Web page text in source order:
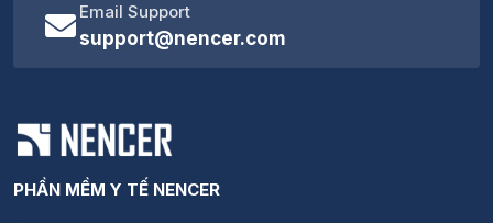
Email Support
support@nencer.com
PHẦN MỀM Y TẾ NENCER